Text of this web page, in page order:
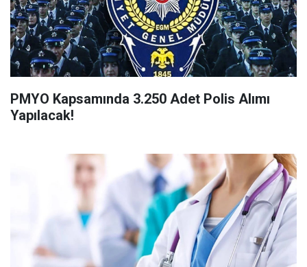
PMYO Kapsamında 3.250 Adet Polis Alımı
Yapılacak!